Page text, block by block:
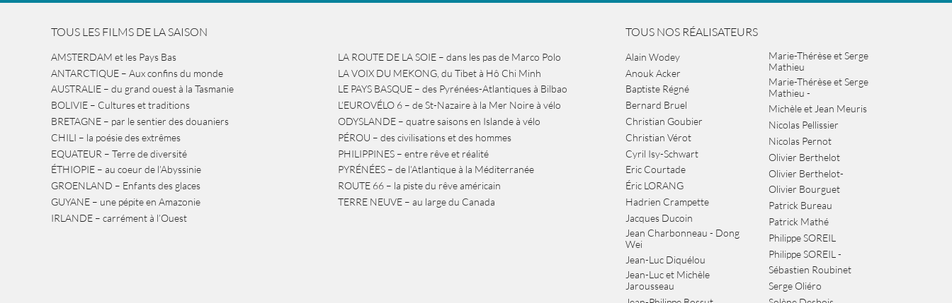
TOUS LES FILMS DE LA SAISON
AMSTERDAM et les Pays Bas
ANTARCTIQUE – Aux confins du monde
AUSTRALIE – du grand ouest à la Tasmanie
BOLIVIE – Cultures et traditions
BRETAGNE – par le sentier des douaniers
CHILI – la poésie des extrêmes
EQUATEUR – Terre de diversité
ÉTHIOPIE – au coeur de l’Abyssinie
GROENLAND – Enfants des glaces
GUYANE – une pépite en Amazonie
IRLANDE – carrément à l’Ouest
LA ROUTE DE LA SOIE – dans les pas de Marco Polo
LA VOIX DU MEKONG, du Tibet à Hô Chi Minh
LE PAYS BASQUE – des Pyrénées-Atlantiques à Bilbao
L’EUROVÉLO 6 – de St-Nazaire à la Mer Noire à vélo
ODYSLANDE – quatre saisons en Islande à vélo
PÉROU – des civilisations et des hommes
PHILIPPINES – entre rêve et réalité
PYRÉNÉES – de l’Atlantique à la Méditerranée
ROUTE 66 – la piste du rêve américain
TERRE NEUVE – au large du Canada
TOUS NOS RÉALISATEURS
Alain Wodey
Anouk Acker
Baptiste Régné
Bernard Bruel
Christian Goubier
Christian Vérot
Cyril Isy-Schwart
Eric Courtade
Éric LORANG
Hadrien Crampette
Jacques Ducoin
Jean Charbonneau - Dong
Wei
Jean-Luc Diquélou
Jean-Luc et Michèle
Jarousseau
Marie-Thérèse et Serge
Mathieu
Marie-Thérèse et Serge
Mathieu -
Michèle et Jean Meuris
Nicolas Pellissier
Nicolas Pernot
Olivier Berthelot
Olivier Berthelot-
Olivier Bourguet
Patrick Bureau
Patrick Mathé
Philippe SOREIL
Philippe SOREIL -
Sébastien Roubinet
Serge Oliéro